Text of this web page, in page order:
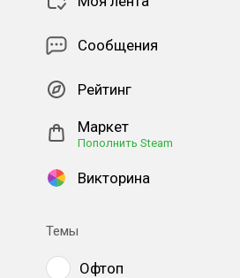
Сообщения
Рейтинг
Маркет
Пополнить Steam
Викторина
Темы
Офтоп